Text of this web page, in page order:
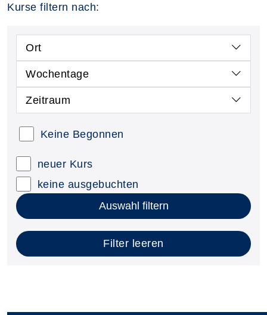
Kurse filtern nach:
Ort
Wochentage
Zeitraum
Keine Begonnen
neuer Kurs
keine ausgebuchten
Auswahl filtern
Filter leeren